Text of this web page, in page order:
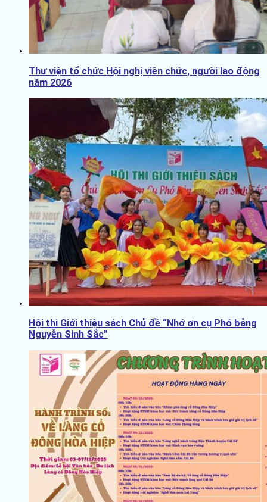
Thư viện tổ chức Hội nghị viên chức, người lao động
năm 2026
Hội thi Giới thiệu sách Chủ đề “Nhớ ơn cụ Phó bảng
Nguyễn Sinh Sắc”